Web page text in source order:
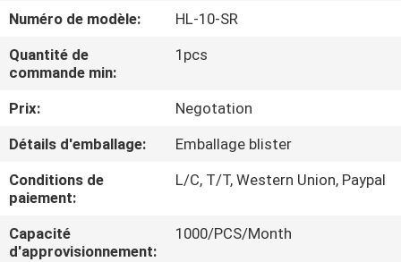
NOUS
DE
L'USINE
CONTRÔLE
DE
Numéro de modèle:
HL-10-SR
Quantité de
commande min:
1pcs
Prix:
Negotation
Détails d'emballage:
Emballage blister
Conditions de
paiement:
L/C, T/T, Western Union, Paypal
Capacité
d'approvisionnement:
1000/PCS/Month